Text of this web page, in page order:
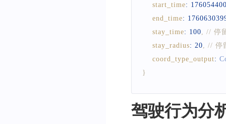
start_time:
end_time:
stay_time: 100
// 停
stay_radius: 20
// 停
coord_type_output:
}
let analysisManager:
驾驶行为分